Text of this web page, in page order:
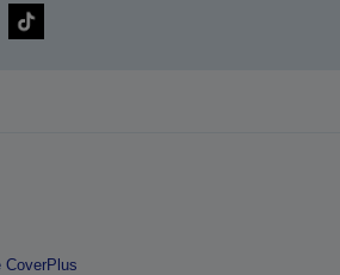
CoverPlus